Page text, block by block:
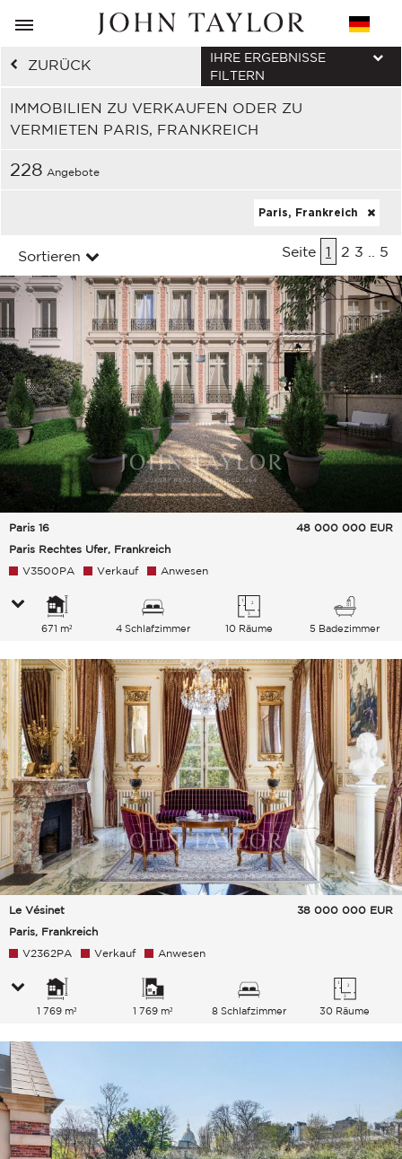
ZURÜCK
IMMOBILIEN ZU VERKAUFEN ODER ZU
VERMIETEN PARIS, FRANKREICH
IHRE ERGEBNISSE
FILTERN
228 Angebote
Paris, Frankreich
Sortieren Seite 1 2 3 5
Paris 16
Paris Rechtes Ufer, Frankreich
48 000 000 EUR
V3500PA Verkauf Anwesen
671 m² 4 Schlafzimmer 10 Räume 5 Badezimmer
Le Vésinet
Paris, Frankreich
38 000 000 EUR
V2362PA Verkauf Anwesen
1 769 m² 1 769 m² 8 Schlafzimmer 30 Räume